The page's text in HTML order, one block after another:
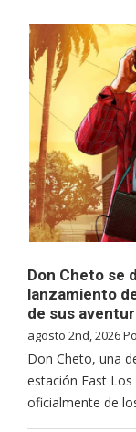
Don Cheto se
lanzamiento
de sus
agosto 2nd, 2026
Don Cheto, una
estación East
oficialmente de